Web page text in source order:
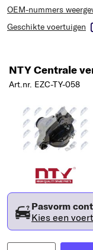
OEM-nummers
Geschikte voertuigen
NTY Centrale
Art.nr. EZC-TY-058
Pasvorm
Kies een